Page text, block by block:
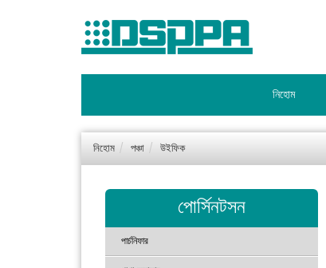
নিহোম
নিহোম পঞ্চা উইফিক
পোর্সিনটসন
পার্চনিফার